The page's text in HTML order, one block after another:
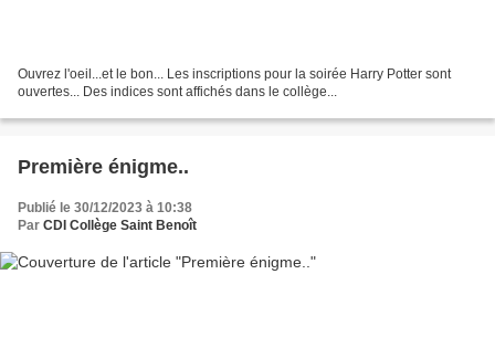
Ouvrez l'oeil...et le bon... Les inscriptions pour la soirée Harry Potter sont
ouvertes... Des indices sont affichés dans le collège...
Première énigme..
Publié le 30/12/2023 à 10:38
Par CDI Collège Saint Benoît